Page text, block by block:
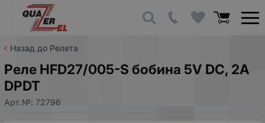
Назад до Релета
Реле HFD27/005-S бобина 5V DC, 2A
DPDT
Арт.№: 72796